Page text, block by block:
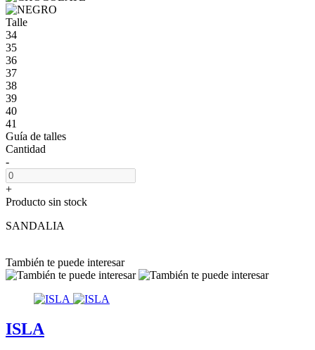
Talle
34
35
36
37
38
39
40
41
Guía de talles
Cantidad
-
+
Producto sin stock
SANDALIA
También te puede interesar
ISLA